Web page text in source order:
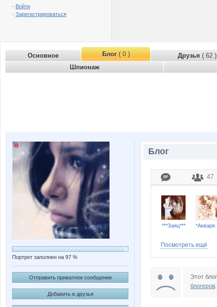
- Войти
- Зарегистрироваться
Основное Блог( 0 ) Друзья ( 62 )
Шпионаж
Портрет заполнен на 97 %
Отправить приватное сообщение
Добавить в друзья
Блог
47
***Заяц***
Посмотреть ещё
Этот
блогеров.